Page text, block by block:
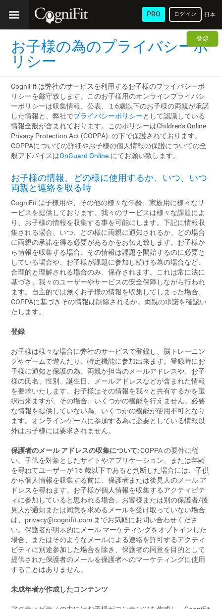
PRO 日本
語
ログイン
登録
お子様の為のプライバシーポ
リシー
CogniFit は弊社のサービスを利用するお子様のプライバシーポ
リシーを厳守致します。このお子様用のオンラインプライバシ
ーポリシーは収集情報、公表、１6歳以下のお子様の両親が承諾
した情報と、弊社でプライバシーポリシーとして認識している
情報全般が含まれております。このポリシーはChildren's Online
Privacy Protection Act (COPPA). の下で保護されております。
COPPAについての詳細やお子様の個人情報の保護についての全
般アドバイスはOnGuard Online.にてお願い致します。
お子様の情報、どの様に使用するか、いつ、いつ
両親と連絡を取る時
CogniFit は子様用や、その他の様々な年齢、家族用に様々なサ
ービスを提供しております。我々のサービスは様々な課題によ
り、お子様の情報を収集する事を可能にします。下記に情報収
集される場合、いつ、どの様に両親に通知されるか、どの場合
に両親の承諾を得る必要があるかをお伝え致します。お子様か
ら情報を収集する場合、その情報は課題を開始するのに必要と
している場合や、お子様が課題に参加し続ける為の場合など、
合理的と理解される場合のみ、保存されます。これは常に法に
基づき、我々のユーザーやサービスの安全保障しながら行われ
ます。自主的では無くお子様の情報を収集してしまった場合、
COPPAに基づきその情報は削除されるか。両親の承諾を確認い
たします。
登録
お子様は様々な場合に弊社のサービスで登録し、脳トレーニン
グやゲームで遊んだり、特定機能に参加出来ます。登録時にお
子様に通知と保護の為、両親か担当のメールアドレスや、お子
様の氏名、性別、誕生日、メールアドレスなどが含まれた情報
を要求いたします。お子様はその情報を我々と共有するかを選
択出来ますが、その場合、いくつかの機能を行えません。必要
な情報を提供していない為、いくつかの機能が使用不可となり
ます。オンラインゲームに参加する為に必要としている情報以
外はお子様には要求されません。
保護者のメール アドレスの収集について:COPPA の要件に従
い、子供を対象としたサイトやアプリケーション、または年齢
を尋ねてユーザーが 15 歳以下であると判断した場合には、子供
から個人情報を収集する前に、保護者または後見人のメール ア
ドレスを尋ねます。お子様が個人情報を収集するアクティビテ
ィに参加していると思われる場合、お客様または別の保護者/後
見人が通知または同意を求めるメールを受け取っていない場合
は、 privacy@cognifit.com までお気軽にお問い合わせくださ
い。保護者が明示的にメール マーケティングをオプトインした
場合、またはそのようなメールによる連絡を許可するアクティ
ビティに別途参加した場合を除き、保護者の同意を目的として
提供された保護者のメールを保護者へのマーケティングに使用
することはありません。
未成年者が作成したコンテンツ